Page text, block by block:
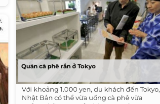
Quán cà phê rắn ở Tokyo
Với khoảng 1.000 yen, du khách đến Tokyo,
Nhật Bản có thể vừa uống cà phê vừa